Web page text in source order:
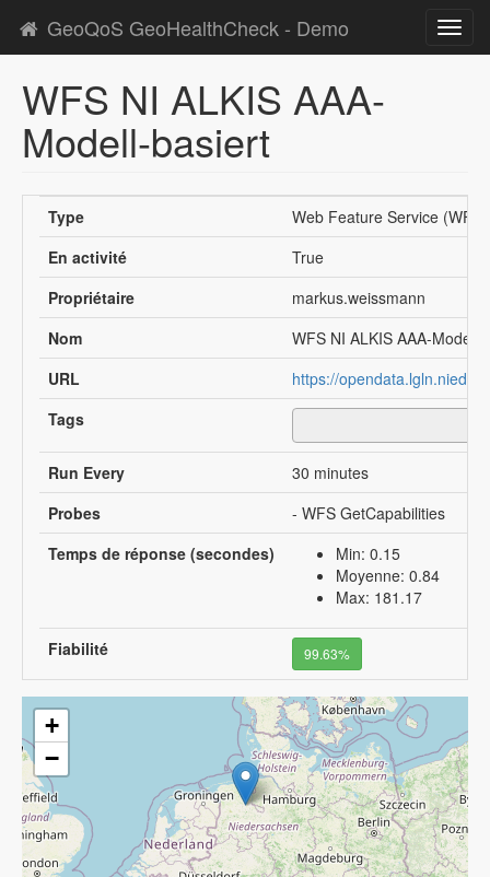
GeoQoS GeoHealthCheck - Demo
WFS NI ALKIS AAA-
Modell-basiert
Type
Web Feature Service (WFS)
En activité
True
Propriétaire
markus.weissmann
Nom
WFS NI ALKIS AAA-Modell-
URL
https://
Tags
Run Every
30 minutes
Probes
- WFS GetCapabilities
Temps de réponse (secondes)
Min: 0.15
Moyenne: 0.84
Max: 181.17
Fiabilité 99.63%
+
−